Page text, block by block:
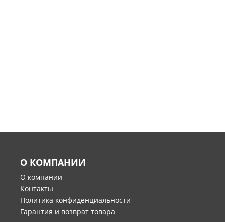
О КОМПАНИИ
О компании
Контакты
Политика конфиденциальности
Гарантия и возврат товара